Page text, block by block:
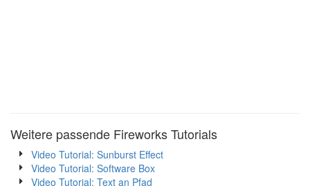
Weitere passende Fireworks Tutorials
Video Tutorial: Sunburst Effect
Video Tutorial: Software Box
Video Tutorial: Text an Pfad